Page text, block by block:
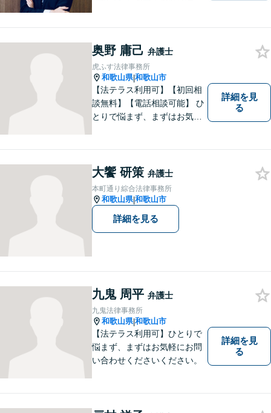
相談ください。あなたの灯り
となれるよう誠心誠意努めま
す。
奥野 庸己 弁護士
虎ふす法律事務所
和歌山県|和歌山市
【法テラス利用可】【初回相
談無料】【電話相談可能】 ひ
とりで悩まず、まずはお気軽
詳細を見
る
大饗 研策 弁護士
本町通り綜合法律事務所
和歌山県|和歌山市
詳細を見る
九鬼 周平 弁護士
九鬼法律事務所
和歌山県|和歌山市
【法テラス利用可】ひとりで
悩まず、まずはお気軽にお問
い合わせくださいください。
詳細を見
る